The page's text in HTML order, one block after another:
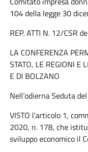
104 della legge 30
REP. ATTI N. 12/CSR
LA CONFERENZA
STATO, LE REGIONI E
E DI BOLZANO
Nell’odierna Seduta
VISTO l’articolo 1,
2020, n. 178, che
sviluppo economico il